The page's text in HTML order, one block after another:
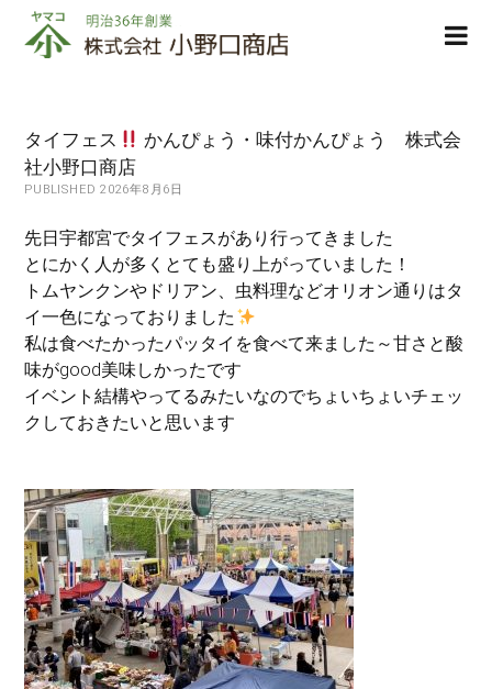
株
式
小
野
口
店
タイフェス
かんぴょう・味付かんぴょう 株式会
社小野口商店
PUBLISHED 2026年8月6日
先日宇都宮でタイフェスがあり行ってきました
とにかく人が多くとても盛り上がっていました！
トムヤンクンやドリアン、虫料理などオリオン通りはタ
イ一色になっておりました
私は食べたかったパッタイを食べて来ました～甘さと酸
味がgood美味しかったです
イベント結構やってるみたいなのでちょいちょいチェッ
クしておきたいと思います